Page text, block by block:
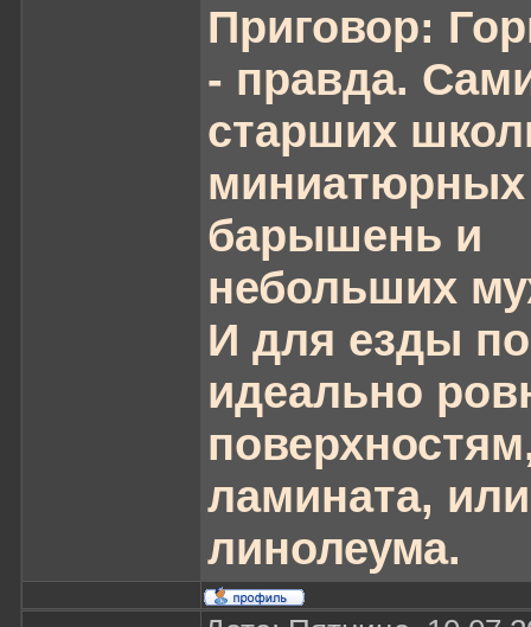
Приговор:
- правда.
старших
миниатюрных
барышень и
небольших
И для езды по
идеально
ламината, или
линолеума.